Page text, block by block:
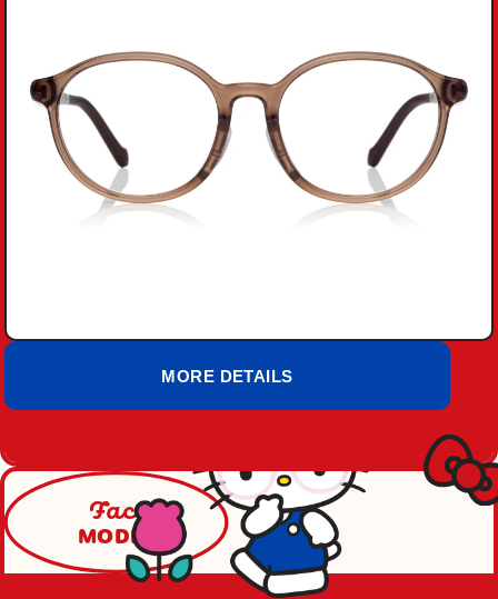
MORE DETAILS
Face
MODEL